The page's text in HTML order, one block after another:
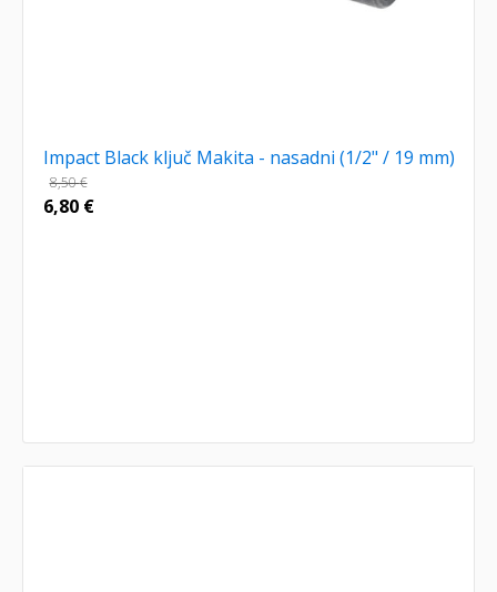
Impact Black ključ Makita - nasadni (1/2" / 19 mm)
8,50€
6,80 €